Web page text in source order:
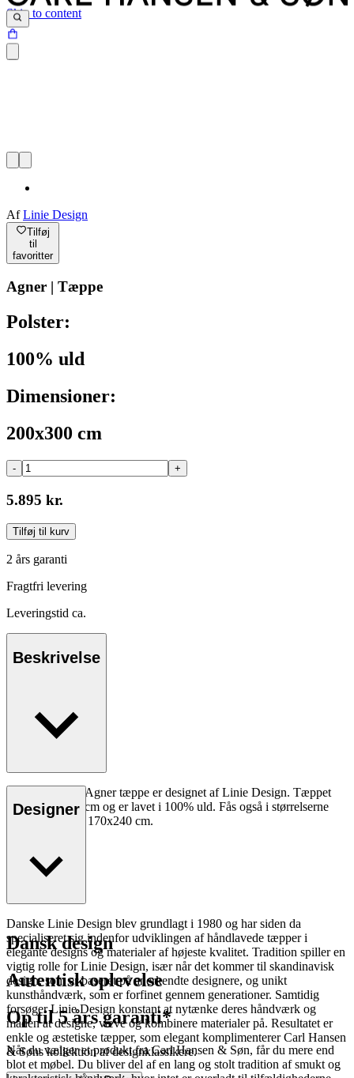
Skip to content
AfLinie Design
Tilføj
til
favoritter
Agner | Tæppe
Polster:
100% uld
Dimensioner:
200x300 cm
- +
5.895 kr.
Tilføj til kurv
2 års garanti
Fragtfri levering
Leveringstid ca.
Beskrivelse
Det håndvævet Agner tæppe er designet af Linie Design. Tæppet
måler 200x300 cm og er lavet i 100% uld. Fås også i størrelserne
140x200 cm og 170x240 cm.
Designer
Danske Linie Design blev grundlagt i 1980 og har siden da
specialiseret sig indenfor udviklingen af håndlavede tæpper i
elegante designs og materialer af højeste kvalitet. Tradition spiller en
vigtig rolle for Linie Design, især når det kommer til skandinavisk
design, som er baseret på anerkendte designere, og unikt
kunsthåndværk, som er forfinet gennem generationer. Samtidig
forsøger Linie Design konstant at nytænke deres håndværk og
måden at designe, væve og kombinere materialer på. Resultatet er
enkle og æstetiske tæpper, som elegant komplimenterer Carl Hansen
& Søns kollektion af designklassikere.
Dansk design
Autentisk oplevelse
Op til 5 års garanti*
Når du vælger et produkt fra Carl Hansen & Søn, får du mere end
blot et møbel. Du bliver del af en lang og stolt tradition af smukt og